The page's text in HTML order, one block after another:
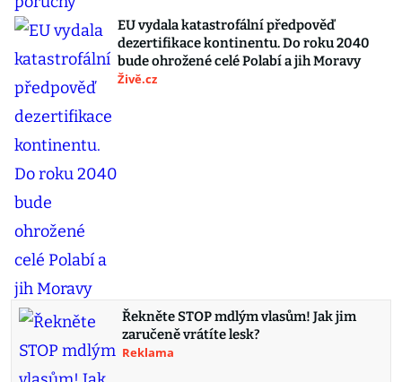
EU vydala katastrofální předpověď
dezertifikace kontinentu. Do roku 2040
bude ohrožené celé Polabí a jih Moravy
Živě.cz
Řekněte STOP mdlým vlasům! Jak jim
zaručeně vrátíte lesk?
Reklama